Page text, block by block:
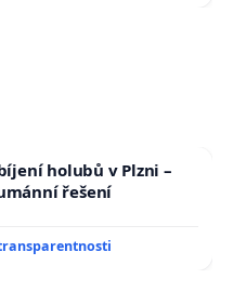
holubů v Plzni –
řešení